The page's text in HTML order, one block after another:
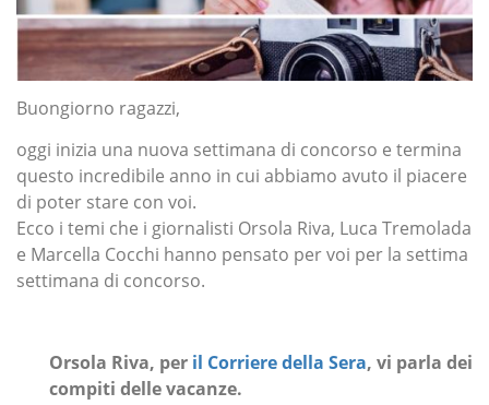
Buongiorno ragazzi,
oggi inizia una nuova settimana di concorso e termina
questo incredibile anno in cui abbiamo avuto il piacere
di poter stare con voi.
Ecco i temi che i giornalisti Orsola Riva, Luca Tremolada
e Marcella Cocchi hanno pensato per voi per la settima
settimana di concorso.
Orsola Riva, per il Corriere della Sera, vi parla dei
compiti delle vacanze.